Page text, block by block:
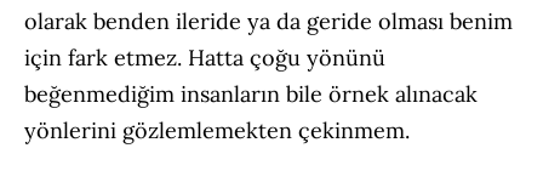
olarak benden ileride ya da geride olması benim
için fark etmez. Hatta çoğu yönünü
beğenmediğim insanların bile örnek alınacak
yönlerini gözlemlemekten çekinmem.